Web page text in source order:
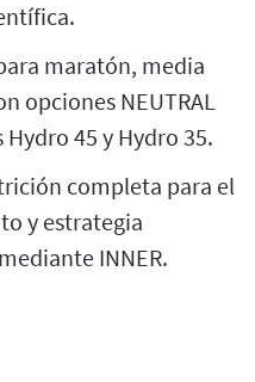
maratón, media
opciones NEUTRAL
Hydro 45 y Hydro 35.
completa para el
y estrategia
INNER.